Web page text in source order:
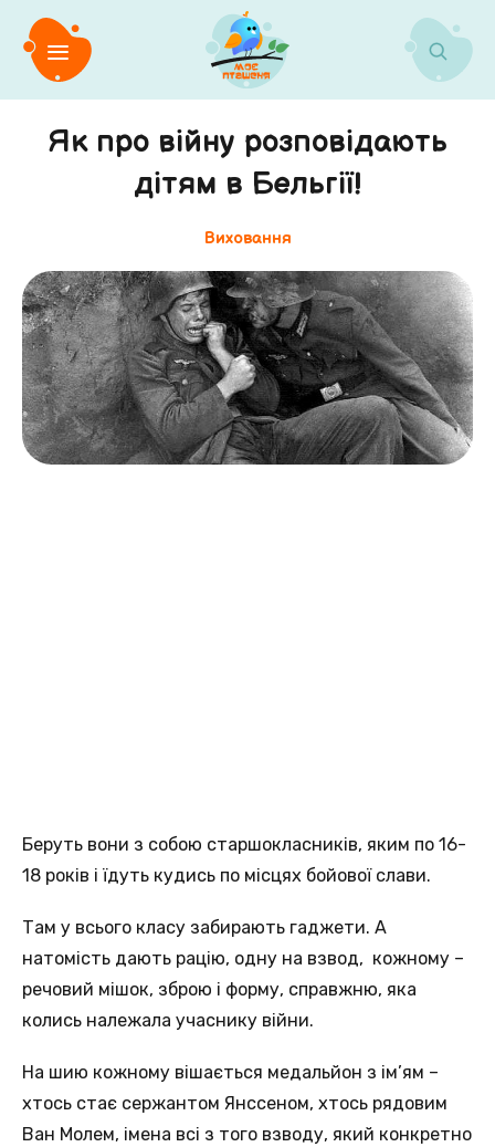
Як про війну розповідають
дітям в Бельгії!
Виховання
Беруть вони з собою старшокласників, яким по 16-
18 років і їдуть кудись по місцях бойової слави.
Там у всього класу забирають гаджети. А
натомість дають рацію, одну на взвод, кожному –
речовий мішок, зброю і форму, справжню, яка
колись належала учаснику війни.
На шию кожному вішається медальйон з ім’ям –
хтось стає сержантом Янссеном, хтось рядовим
Ван Молем, імена всі з того взводу, який конкретно